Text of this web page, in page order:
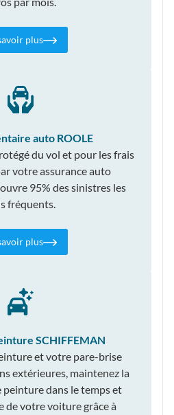
plus
auto ROOLE
du vol et pour les frais
votre assurance auto
95% des sinistres les
fréquents.
plus
SCHIFFEMAN
et votre pare-brise
extérieures, maintenez la
dans le temps et
de votre voiture grâce à